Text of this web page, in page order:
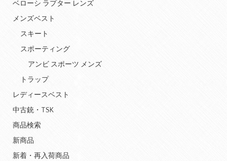
ベローシ ラプター レンズ
メンズベスト
スキート
スポーティング
アンビ スポーツ メンズ
トラップ
レディースベスト
中古銃・TSK
商品検索
新商品
新着・再入荷商品